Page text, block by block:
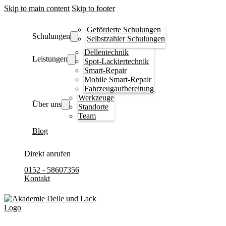
Skip to main content Skip to footer
Schulungen
Geförderte Schulungen
Selbstzahler Schulungen
Leistungen
Dellentechnik
Spot-Lackiertechnik
Smart-Repair
Mobile Smart-Repair
Fahrzeugaufbereitung
Über uns
Werkzeuge
Standorte
Team
Blog
Direkt anrufen
0152 - 58607356
Kontakt